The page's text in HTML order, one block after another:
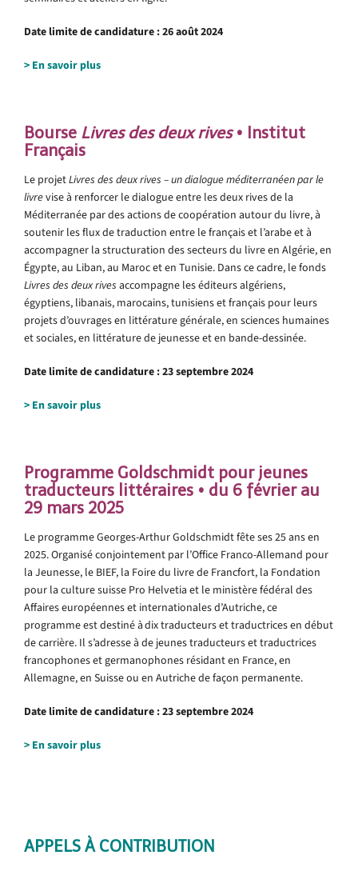
Date limite de candidature : 26 août 2024
> En savoir plus
Bourse Livres des deux rives• Institut
Français
Le projetLivres des deux rives – un dialogue méditerranéen par le
livrevise à renforcer le dialogue entre les deux rives de la
Méditerranée par des actions de coopération autour du livre, à
soutenir les flux de traduction entre le français et l’arabe et à
accompagner la structuration des secteurs du livre en Algérie, en
Égypte, au Liban, au Maroc et en Tunisie. Dans ce cadre, le fonds
Livres des deux rives accompagne les éditeurs algériens,
égyptiens, libanais, marocains, tunisiens et français pour leurs
projets d’ouvrages en littérature générale, en sciences humaines
et sociales, en littérature de jeunesse et en bande-dessinée.
Date limite de candidature : 23 septembre 2024
> En savoir plus
Programme Goldschmidt pour jeunes
traducteurs littéraires • du 6 février au
29 mars 2025
Le programme Georges-Arthur Goldschmidt fête ses 25 ans en
2025. Organisé conjointement par l’Office Franco-Allemand pour
la Jeunesse, le BIEF, la Foire du livre de Francfort, la Fondation
pour la culture suisse Pro Helvetia et le ministère fédéral des
Affaires européennes et internationales d’Autriche, ce
programme est destiné à dix traducteurs et traductrices en début
de carrière. Il s’adresse à de jeunes traducteurs et traductrices
francophones et germanophones résidant en France, en
Allemagne, en Suisse ou en Autriche de façon permanente.
Date limite de candidature : 23 septembre 2024
> En savoir plus
APPELS À CONTRIBUTION